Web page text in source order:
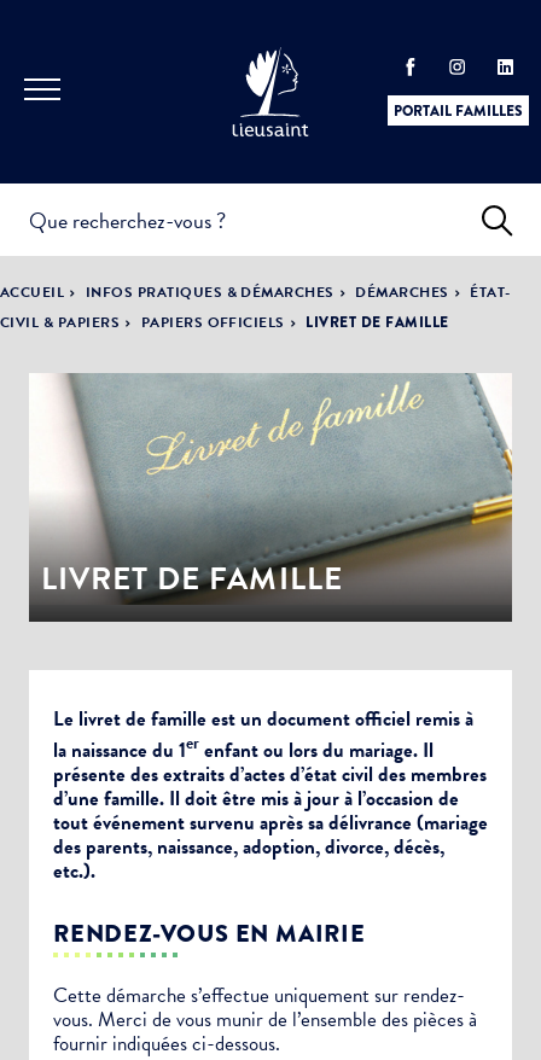
PORTAIL FAMILLES
PRATIQUES &
DÉMARCHES
ACTUALITÉS &
ÉVÈNEMENTS
LA VILLE
DÉMOCRATIE
PARTICIPATIVE
ACCUEIL INFOS PRATIQUES & DÉMARCHES DÉMARCHES
ÉTAT-
CIVIL & PAPIERS
PAPIERS OFFICIELS LIVRET DE FAMILLE
LIVRET DE FAMILLE
Le livret de famille est un document officiel remis à
la naissance du 1erenfant ou lors du mariage. Il
présente des extraits d’actes d’état civil des membres
d’une famille. Il doit être mis à jour à l’occasion de
tout événement survenu après sa délivrance (mariage
des parents, naissance, adoption, divorce, décès,
etc.).
RENDEZ-VOUS EN MAIRIE
Cette démarche s’effectue uniquement sur rendez-
vous. Merci de vous munir de l’ensemble des pièces à
fournir indiquées ci-dessous.